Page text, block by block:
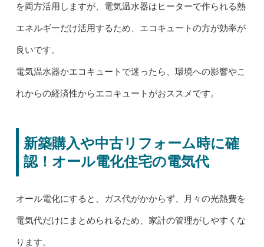
を両方活用しますが、電気温水器はヒーターで作られる熱
エネルギーだけ活用するため、エコキュートの方が効率が
良いです。
電気温水器かエコキュートで迷ったら、環境への影響やこ
れからの経済性からエコキュートがおススメです。
新築購入や中古リフォーム時に確
認！オール電化住宅の電気代
オール電化にすると、ガス代がかからず、月々の光熱費を
電気代だけにまとめられるため、家計の管理がしやすくな
ります。